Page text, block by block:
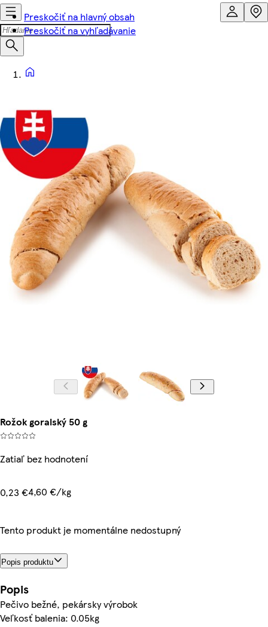
Preskočiť na hlavný obsah
Preskočiť na vyhľadávanie
Rožok goralský 50 g
Zatiaľ bez hodnotení
0,23 €4,60 €/kg
Tento produkt je momentálne nedostupný
Popis produktu
Popis
Pečivo bežné, pekársky výrobok
Veľkosť balenia: 0.05kg